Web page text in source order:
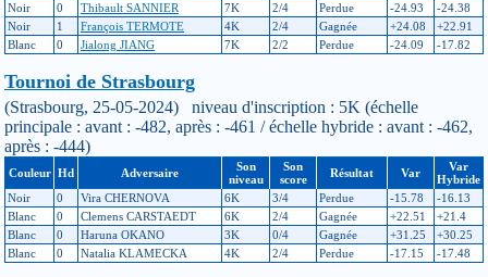
Noir
0 Thibault SANNIER 7K 2/4 Perdue -24.93
-24.38
Noir
1 François TERMOTE 4K 2/4 Gagnée +24.08
+22.91
Blanc
0 Jialong JIANG 7K 2/2 Perdue -24.09 -17.82
Tournoi de Strasbourg
(Strasbourg, 25-05-2024) niveau d'inscription : 5K (échelle
principale : avant : -482, après : -461 / échelle hybride : avant : -462,
après : -444)
Couleur Hd Adversaire
Son
niveau
Son
score
Résultat Var
Var
Hybride
Noir
0 Vira CHERNOVA 6K 3/4 Perdue -15.78
-16.13
Blanc
0 Clemens CARSTAEDT 6K 2/4 Gagnée +22.51
+21.4
Blanc
0 Haruna OKANO 3K 0/4 Gagnée +31.25
+30.25
Blanc
0 Natalia KLAMECKA 4K 2/4 Perdue -17.15 -17.48